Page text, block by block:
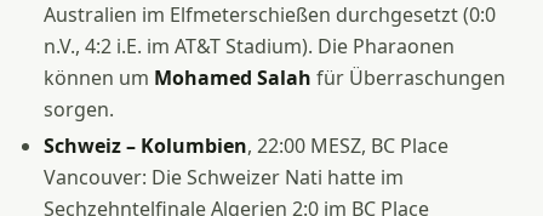
Australien im Elfmeterschießen durchgesetzt (0:0
n.V., 4:2 i.E. im AT&T Stadium). Die Pharaonen
können um Mohamed Salah für Überraschungen
sorgen.
Schweiz – Kolumbien, 22:00 MESZ, BC Place
Vancouver: Die Schweizer Nati hatte im
Sechzehntelfinale Algerien 2:0 im BC Place